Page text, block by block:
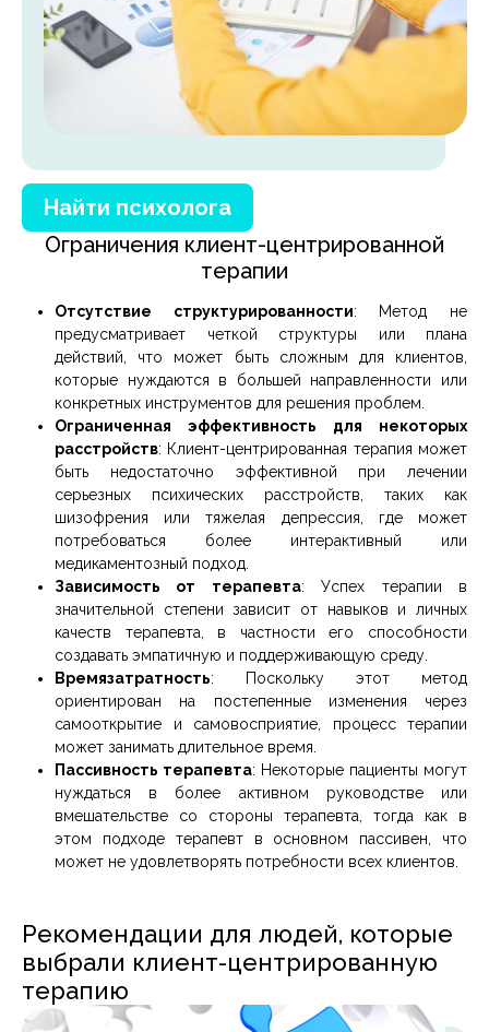
Найти психолога
Ограничения клиент-центрированной
терапии
Отсутствие структурированности: Метод не
предусматривает четкой структуры или плана
действий, что может быть сложным для клиентов,
которые нуждаются в большей направленности или
конкретных инструментов для решения проблем.
Ограниченная эффективность для некоторых
расстройств: Клиент-центрированная терапия может
быть недостаточно эффективной при лечении
серьезных психических расстройств, таких как
шизофрения или тяжелая депрессия, где может
потребоваться более интерактивный или
медикаментозный подход.
Зависимость от терапевта: Успех терапии в
значительной степени зависит от навыков и личных
качеств терапевта, в частности его способности
создавать эмпатичную и поддерживающую среду.
Времязатратность: Поскольку этот метод
ориентирован на постепенные изменения через
самооткрытие и самовосприятие, процесс терапии
может занимать длительное время.
Пассивность терапевта: Некоторые пациенты могут
нуждаться в более активном руководстве или
вмешательстве со стороны терапевта, тогда как в
этом подходе терапевт в основном пассивен, что
может не удовлетворять потребности всех клиентов.
Рекомендации для людей, которые
выбрали клиент-центрированную
терапию